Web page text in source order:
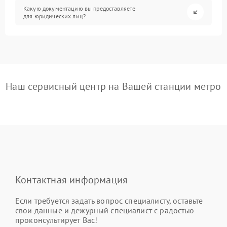
Какую документацию вы предоставляете
для юридических лиц?
Наш сервисный центр на Вашей станции метро
Контактная информация
Если требуется задать вопрос специалисту, оставьте
свои данные и дежурный специалист с радостью
проконсультирует Вас!